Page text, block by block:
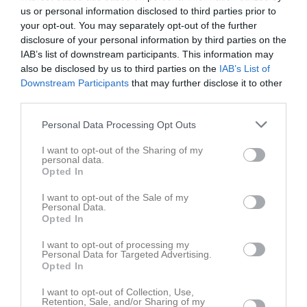
us or personal information disclosed to third parties prior to
your opt-out. You may separately opt-out of the further
disclosure of your personal information by third parties on the
IAB’s list of downstream participants. This information may
also be disclosed by us to third parties on the IAB’s List of
Downstream Participants that may further disclose it to other
Personal Data Processing Opt Outs
I want to opt-out of the Sharing of my
personal data.
Opted In
I want to opt-out of the Sale of my
Personal Data.
Opted In
I want to opt-out of processing my
Personal Data for Targeted Advertising.
Opted In
I want to opt-out of Collection, Use,
Retention, Sale, and/or Sharing of my
Ingen video uppladdad
Logga in och ladda upp ert första klipp